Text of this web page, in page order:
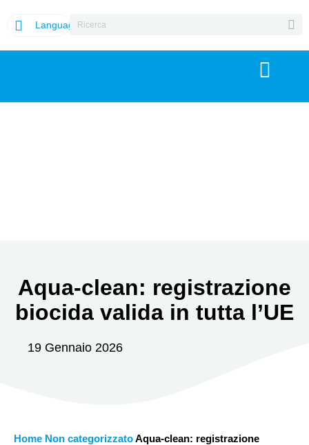
Language
Aqua-clean: registrazione
biocida valida in tutta l’UE
19 Gennaio 2026
Home Non categorizzatoAqua-clean: registrazione